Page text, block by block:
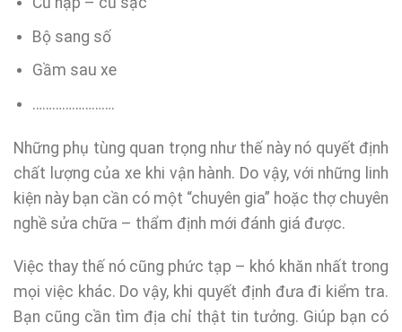
Bộ sang số
Gầm sau xe
…………………….
Những phụ tùng quan trọng như thế này nó quyết định
chất lượng của xe khi vận hành. Do vậy, với những linh
kiện này bạn cần có một “chuyên gia” hoặc thợ chuyên
nghề sửa chữa – thẩm định mới đánh giá được.
Việc thay thế nó cũng phức tạp – khó khăn nhất trong
mọi việc khác. Do vậy, khi quyết định đưa đi kiểm tra.
Bạn cũng cần tìm địa chỉ thật tin tưởng. Giúp bạn có